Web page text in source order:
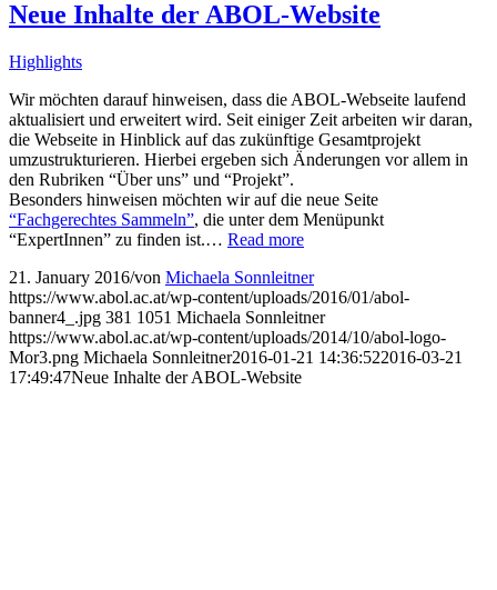
Neue Inhalte der ABOL-Website
Highlights
Wir möchten darauf hinweisen, dass die ABOL-Webseite laufend
aktualisiert und erweitert wird. Seit einiger Zeit arbeiten wir daran,
die Webseite in Hinblick auf das zukünftige Gesamtprojekt
umzustrukturieren. Hierbei ergeben sich Änderungen vor allem in
den Rubriken “Über uns” und “Projekt”.
Besonders hinweisen möchten wir auf die neue Seite
“Fachgerechtes Sammeln”, die unter dem Menüpunkt
“ExpertInnen” zu finden ist.… Read more
21. January 2016/von Michaela Sonnleitner
https://www.abol.ac.at/wp-content/uploads/2016/01/abol-
banner4_.jpg 381 1051 Michaela Sonnleitner
https://www.abol.ac.at/wp-content/uploads/2014/10/abol-logo-
Mor3.png Michaela Sonnleitner2016-01-21 14:36:522016-03-21
17:49:47Neue Inhalte der ABOL-Website